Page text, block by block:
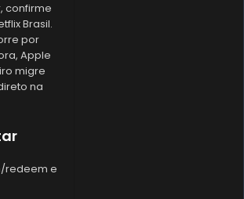
confirme
Brasil.
por
Apple
migre
na
redeem e